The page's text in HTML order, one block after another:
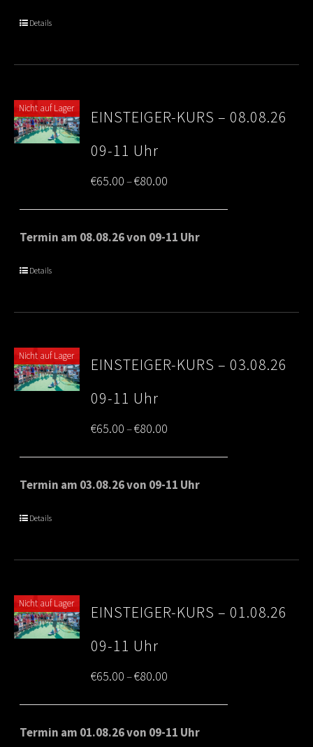
Details
Nicht auf Lager
EINSTEIGER-KURS – 08.08.26
09-11 Uhr
€65.00–€80.00
range:
€65.00
Termin am 08.08.26 von 09-11 Uhr
Details
Nicht auf Lager
EINSTEIGER-KURS – 03.08.26
09-11 Uhr
€65.00–€80.00
range:
€65.00
Termin am 03.08.26 von 09-11 Uhr
Details
Nicht auf Lager
EINSTEIGER-KURS – 01.08.26
09-11 Uhr
€65.00–€80.00
range:
€65.00
Termin am 01.08.26 von 09-11 Uhr